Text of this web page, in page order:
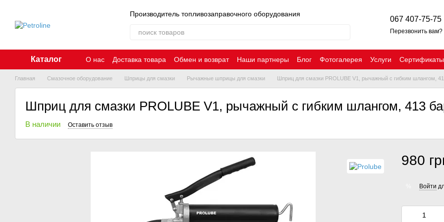
Производитель топливозаправочного оборудования
067 407-75-75
Перезвонить вам?
Каталог О нас Доставка товара Обмен и возврат Наши партнеры Блог Фотогалерея Услуги Сертификаты
Главная Смазочное оборудование Шприцы для смазки Рычажные шприцы для смазки Шприц для смазки PROLUBE V1, рычажный с гибким шлангом,
Шприц для смазки PROLUBE V1, рычажный с гибким шлангом, 413
В наличии Оставить отзыв
980
Войти